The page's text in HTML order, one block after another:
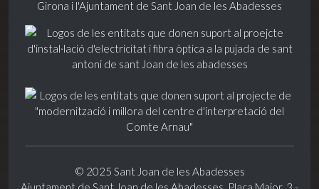
© 2025 Sant Joan de les Abadesses